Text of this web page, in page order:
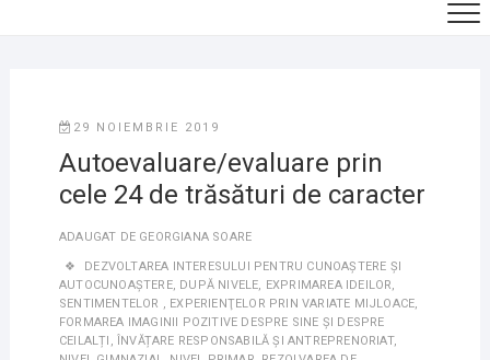
29 NOIEMBRIE 2019
Autoevaluare/evaluare prin
cele 24 de trăsături de caracter
ADAUGAT DE GEORGIANA SOARE
DEZVOLTAREA INTERESULUI PENTRU CUNOAŞTERE ȘI
AUTOCUNOAŞTERE, DUPĂ NIVELE, EXPRIMAREA IDEILOR,
SENTIMENTELOR , EXPERIENŢELOR PRIN VARIATE MIJLOACE,
FORMAREA IMAGINII POZITIVE DESPRE SINE ȘI DESPRE
CEILALȚI , ÎNVĂȚARE RESPONSABILĂ ȘI ANTREPRENORIAT,